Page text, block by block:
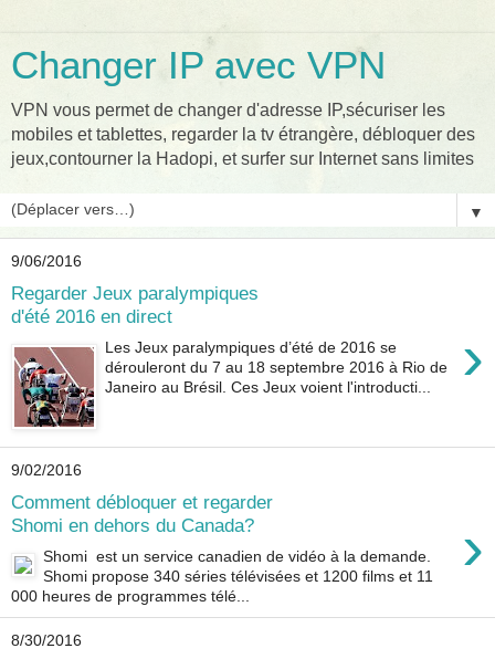
Changer IP avec VPN
VPN vous permet de changer d'adresse IP,sécuriser les
mobiles et tablettes, regarder la tv étrangère, débloquer des
jeux,contourner la Hadopi, et surfer sur Internet sans limites
▼
9/06/2016
Regarder Jeux paralympiques
d'été 2016 en direct
›
Les Jeux paralympiques d’été de 2016 se
dérouleront du 7 au 18 septembre 2016 à Rio de
Janeiro au Brésil. Ces Jeux voient l'introducti...
9/02/2016
Comment débloquer et regarder
Shomi en dehors du Canada?
›
Shomi est un service canadien de vidéo à la demande.
Shomi propose 340 séries télévisées et 1200 films et 11
000 heures de programmes télé...
8/30/2016